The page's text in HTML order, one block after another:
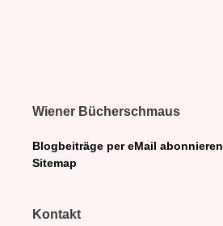
Wiener Bücherschmaus
Blogbeiträge per eMail abonnieren
Sitemap
Kontakt